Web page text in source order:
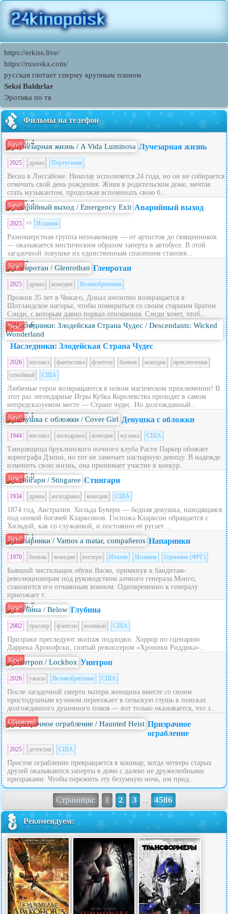
https://erkiss.live/
https://rusoska.com/
русская глотает сперму крупным планом
Seksi Baldırlar
Эротика по тв
Фильмы на телефон
New! 6.4 Лучезарная жизнь
2025 драма Португалия
Весна в Лиссабоне. Николау исполняется 24 года, но он не собирается
отмечать свой день рождения. Живя в родительском доме, мечтая
стать музыкантом, продолжая вспоминать свою б...
New! 5.5 Аварийный выход
2025 Испания
Разношерстная группа незнакомцев — от артистов до священников
— оказывается мистическим образом заперта в автобусе. В этой
загадочной ловушке их единственным спасением становя...
New! 7 Гленротан
2025 драма комедия Великобритания
Прожив 35 лет в Чикаго, Донал неохотно возвращается в
Шотландское нагорье, чтобы помириться со своим старшим братом
Сэнди, с которым давно порвал отношения. Сэнди хочет, чтоб...
New! 5.6
Наследники: Злодейская Страна Чудес
2026 мюзикл фантастика фэнтези боевик комедия
приключения
семейный
США
Любимые герои возвращаются в новом магическом приключении! В
этот раз легендарные Игры Кубка Королевства проходят в самом
непредсказуемом месте — Стране чудес. Но долгожданный...
New! 7.1 Девушка с обложки
1944 мюзикл мелодрама комедия музыка США
Танцовщица бруклинского ночного клуба Расти Паркер обожает
хореографа Дэнни, но тот не замечает настырную девицу. В надежде
изменить свою жизнь, она принимает участие в конкур...
New! 5.8 Стингари
1934 драма мелодрама комедия США
1874 год, Австралия. Хильда Бувери — бедная девушка, находящаяся
под опекой богачей Кларксонов. Госпожа Кларксон обращается с
Хильдой, как со служанкой, и постоянно её ругает....
New! 7.1 Напарники
1970 боевик комедия вестерн Италия Испания Германия (ФРГ)
Бывший чистильщик обуви Васко, примкнув к бандитам-
революционерам под руководством алчного генерала Монго,
становится его отчаянным воином. Одновременно к генералу
приезжает т...
New! 6.7 Глубина
2002 триллер фэнтези военный США
Призраки преследуют экипаж подлодки. Хоррор по сценарию
Даррена Аронофски, снятый режиссером «Хроники Риддика»...
New! Уинтроп
2026 ужасы Великобритания США
После загадочной смерти матери женщина вместе со своим
простодушным кузеном переезжает в сельскую глушь в поисках
долгожданного душевного покоя — вот только оказывается, что з...
Обновлен!
Призрачное
ограбление
2025 детектив США
Простое ограбление превращается в кошмар, когда четверо старых
друзей оказываются заперты в доме с далеко не дружелюбными
призраками. Чтобы пережить эту безумную ночь, им прид...
Страницы: 1 2 3 ... 4586
Рекомендуем: